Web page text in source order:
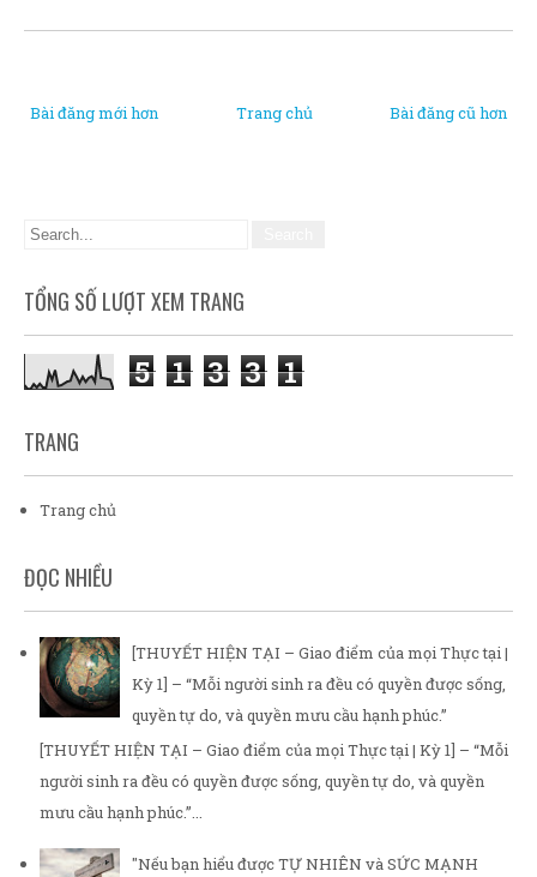
Bài đăng mới hơn Bài đăng cũ hơn
Trang chủ
TỔNG SỐ LƯỢT XEM TRANG
5 1 3 3 1
TRANG
Trang chủ
ĐỌC NHIỀU
[THUYẾT HIỆN TẠI – Giao điểm của mọi Thực tại |
Kỳ 1] – “Mỗi người sinh ra đều có quyền được sống,
quyền tự do, và quyền mưu cầu hạnh phúc.”
[THUYẾT HIỆN TẠI – Giao điểm của mọi Thực tại | Kỳ 1] – “Mỗi
người sinh ra đều có quyền được sống, quyền tự do, và quyền
mưu cầu hạnh phúc.”...
"Nếu bạn hiểu được TỰ NHIÊN và SỨC MẠNH